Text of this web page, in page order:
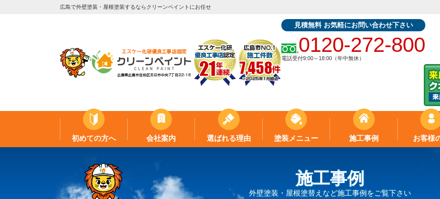
広島で外壁塗装・屋根塗装するならクリーンペイントにお任せ
見積無料 お気軽にお問い合わせ下さい
0120-272-800
電話受付9:00～18:00（年中無休）
初めての方へ 会社案内 選ばれる理由 塗装メニュー 施工事例 お客様
施工事例
外壁塗装・屋根塗替えなど施工事例をご覧下さい